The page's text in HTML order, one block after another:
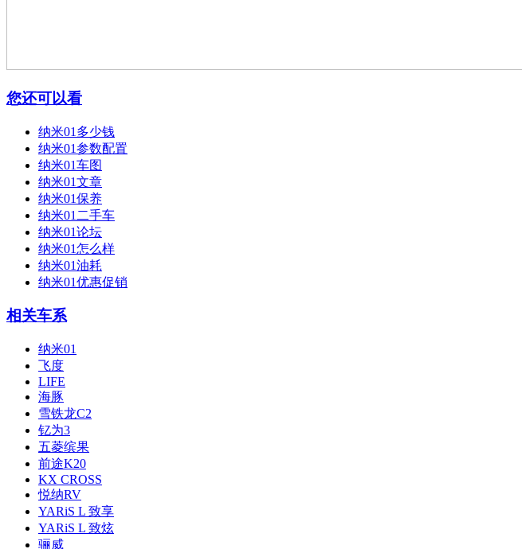
您还可以看
纳米01多少钱
纳米01参数配置
纳米01车图
纳米01文章
纳米01保养
纳米01二手车
纳米01论坛
纳米01怎么样
纳米01油耗
纳米01优惠促销
相关车系
纳米01
飞度
LIFE
海豚
雪铁龙C2
钇为3
五菱缤果
前途K20
KX CROSS
悦纳RV
YARiS L 致享
YARiS L 致炫
骊威